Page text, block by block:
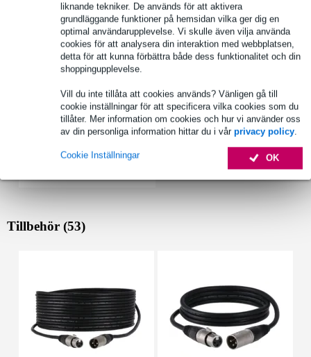
liknande tekniker. De används för att aktivera
grundläggande funktioner på hemsidan vilka ger dig en
optimal användarupplevelse. Vi skulle även vilja använda
cookies för att analysera din interaktion med webbplatsen,
detta för att kunna förbättra både dess funktionalitet och din
shoppingupplevelse.
Vill du inte tillåta att cookies används? Vänligen gå till
cookie inställningar för att specificera vilka cookies som du
tillåter. Mer information om cookies och hur vi använder oss
av din personliga information hittar du i vår privacy policy.
OK
Cookie Inställningar
Se även (1)
Tillbehör (53)